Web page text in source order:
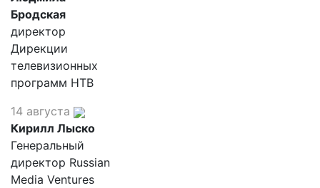
Бродская
директор
Дирекции
телевизионных
программ НТВ
14 августа
Кирилл Лыско
Генеральный
директор Russian
Media Ventures